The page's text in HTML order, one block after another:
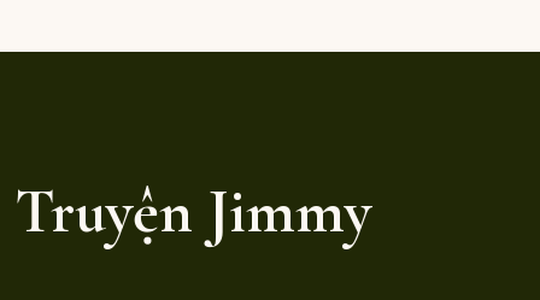
Truyện Jimmy